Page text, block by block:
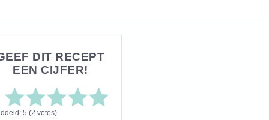
DIT RECEPT
EEN CIJFER!
5 (2 votes)